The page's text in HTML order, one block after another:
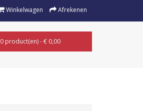
Winkelwagen Afrekenen
0 product(en) - € 0,00